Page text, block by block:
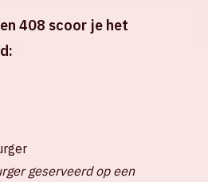
408 scoor je het
geserveerd op een